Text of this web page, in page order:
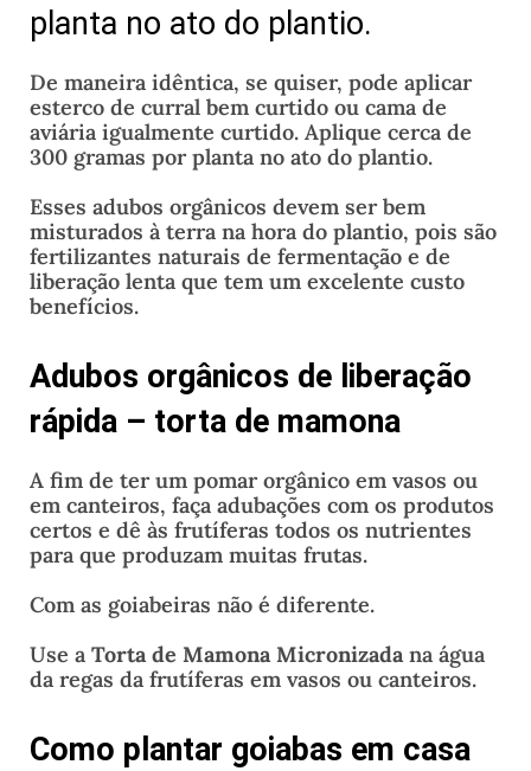
planta no ato do plantio.
De maneira idêntica, se quiser, pode aplicar
esterco de curral bem curtido ou cama de
aviária igualmente curtido. Aplique cerca de
300 gramas por planta no ato do plantio.
Esses adubos orgânicos devem ser bem
misturados à terra na hora do plantio, pois são
fertilizantes naturais de fermentação e de
liberação lenta que tem um excelente custo
benefícios.
Adubos orgânicos de liberação
rápida – torta de mamona
A fim de ter um pomar orgânico em vasos ou
em canteiros, faça adubações com os produtos
certos e dê às frutíferas todos os nutrientes
para que produzam muitas frutas.
Com as goiabeiras não é diferente.
Use a Torta de Mamona Micronizadana água
da regas da frutíferas em vasos ou canteiros.
Como plantar goiabas em casa